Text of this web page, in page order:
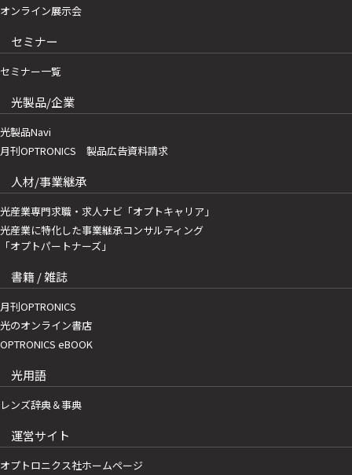
オンライン展示会
セミナー
セミナー一覧
光製品/企業
光製品Navi
月刊OPTRONICS 製品広告資料請求
人材/事業継承
光産業専門求職・求人ナビ「オプトキャリア」
光産業に特化した事業継承コンサルティング
「オプトパートナーズ」
書籍 / 雑誌
月刊OPTRONICS
光のオンライン書店
OPTRONICS eBOOK
光用語
レンズ辞典＆事典
運営サイト
オプトロニクス社ホームページ